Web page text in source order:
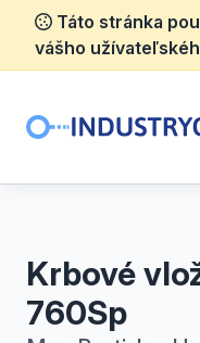
Táto stránka
vášho
Krbové
760Sp